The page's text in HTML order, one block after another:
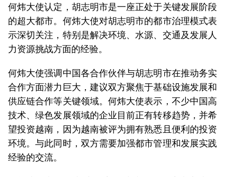
何炜大使认定，胡志明市是一座正处于关键发展阶段
的超大都市。何炜大使对胡志明市的都市治理模式表
示深切关注，特别是解决环境、水源、交通及发展人
力资源挑战方面的经验。
何炜大使强调中国各合作伙伴与胡志明市在推动务实
合作方面潜力巨大，建议双方聚焦于基础设施发展和
供应链合作等关键领域。何炜大使表示，不少中国高
技术、绿色发展领域的企业目前正有转移趋势，并希
望投资越南，因为越南被评为拥有熟悉且便利的投资
环境。与此同时，双方需要加强都市管理和发展实践
经验的交流。